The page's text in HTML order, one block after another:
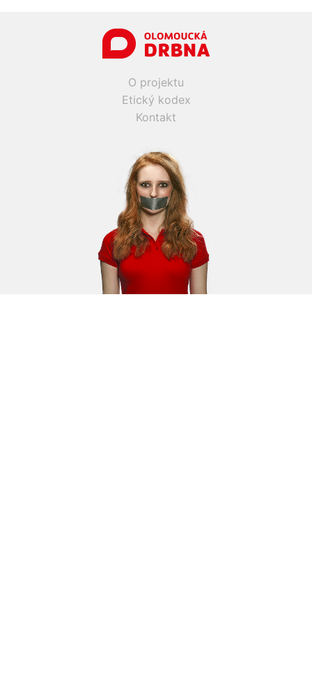
O projektu
Etický kodex
Kontakt